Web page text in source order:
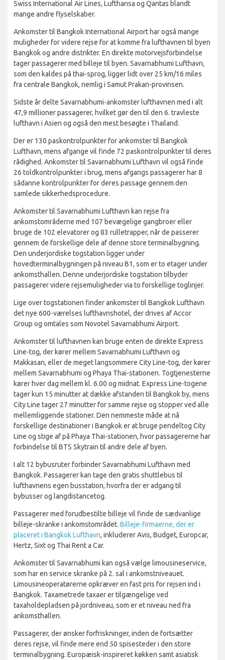
Swiss International Air Lines, Lufthansa og Qantas blandt
mange andre flyselskaber.
Ankomster til Bangkok International Airport har også mange
muligheder for videre rejse for at komme fra lufthavnen til byen
Bangkok og andre distrikter. En direkte motorvejsforbindelse
tager passagerer med billeje til byen. Savarnabhumi Lufthavn,
som den kaldes på thai-sprog, ligger lidt over 25 km/16 miles
fra centrale Bangkok, nemlig i Samut Prakan-provinsen.
Sidste år delte Savarnabhumi-ankomster lufthavnen med i alt
47,9 millioner passagerer, hvilket gør den til den 6. travleste
lufthavn i Asien og også den mest besøgte i Thailand.
Der er 130 paskontrolpunkter for ankomster til Bangkok
Lufthavn, mens afgange vil finde 72 paskontrolpunkter til deres
rådighed. Ankomster til Savarnabhumi Lufthavn vil også finde
26 toldkontrolpunkter i brug, mens afgangs passagerer har 8
sådanne kontrolpunkter for deres passage gennem den
samlede sikkerhedsprocedure.
Ankomster til Savarnabhumi Lufthavn kan rejse fra
ankomstområderne med 107 bevægelige gangbroer eller
bruge de 102 elevatorer og 83 rulletrapper, når de passerer
gennem de forskellige dele af denne store terminalbygning.
Den underjordiske togstation ligger under
hovedterminalbygningen på niveau B1, som er to etager under
ankomsthallen. Denne underjordiske togstation tilbyder
passagerer videre rejsemuligheder via to forskellige toglinjer.
Lige over togstationen finder ankomster til Bangkok Lufthavn
det nye 600-værelses lufthavnshotel, der drives af Accor
Group og omtales som Novotel Savarnabhumi Airport.
Ankomster til lufthavnen kan bruge enten de direkte Express
Line-tog, der kører mellem Savarnabhumi Lufthavn og
Makkasan, eller de meget langsommere City Line-tog, der kører
mellem Savarnabhumi og Phaya Thai-stationen. Togtjenesterne
kører hver dag mellem kl. 6.00 og midnat. Express Line-togene
tager kun 15 minutter at dække afstanden til Bangkok by, mens
City Line tager 27 minutter for samme rejse og stopper ved alle
mellemliggende stationer. Den nemmeste måde at nå
forskellige destinationer i Bangkok er at bruge pendeltog City
Line og stige af på Phaya Thai-stationen, hvor passagererne har
forbindelse til BTS Skytrain til andre dele af byen.
I alt 12 bybusruter forbinder Savarnabhumi Lufthavn med
Bangkok. Passagerer kan tage den gratis shuttlebus til
lufthavnens egen busstation, hvorfra der er adgang til
bybusser og langdistancetog.
Passagerer med forudbestilte billeje vil finde de sædvanlige
billeje-skranke i ankomstområdet. Billeje-firmaerne, der er
placeret i Bangkok Lufthavn, inkluderer Avis, Budget, Europcar,
Hertz, Sixt og Thai Rent a Car.
Ankomster til Savarnabhumi kan også vælge limousineservice,
som har en service skranke på 2. sal i ankomstniveauet.
Limousineoperatørerne opkræver en fast pris for rejsen ind i
Bangkok. Taxametrede taxaer er tilgængelige ved
taxaholdepladsen på jordniveau, som er et niveau ned fra
ankomsthallen.
Passagerer, der ønsker forfriskninger, inden de fortsætter
deres rejse, vil finde mere end 50 spisesteder i den store
terminalbygning. Europæisk-inspireret køkken samt asiatisk